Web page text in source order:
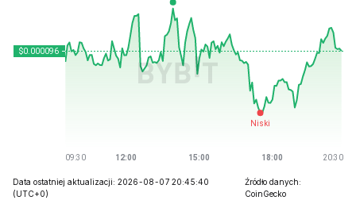
Data ostatniej aktualizacji: 2026-08-07 20:45:40
(UTC+0)
Źródło danych:
CoinGecko